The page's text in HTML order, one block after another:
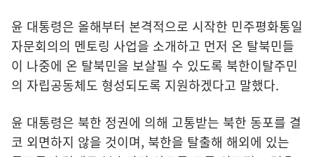
윤 대통령은 올해부터 본격적으로 시작한 민주평화통일
자문회의의 멘토링 사업을 소개하고 먼저 온 탈북민들
이 나중에 온 탈북민을 보살필 수 있도록 북한이탈주민
의 자립공동체도 형성되도록 지원하겠다고 말했다.
윤 대통령은 북한 정권에 의해 고통받는 북한 동포를 결
코 외면하지 않을 것이며, 북한을 탈출해 해외에 있는